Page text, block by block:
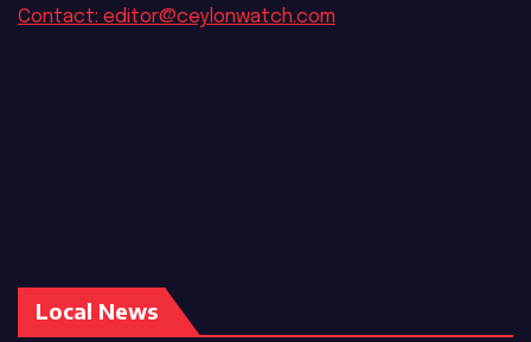
Contact: editor@ceylonwatch.com
Local News